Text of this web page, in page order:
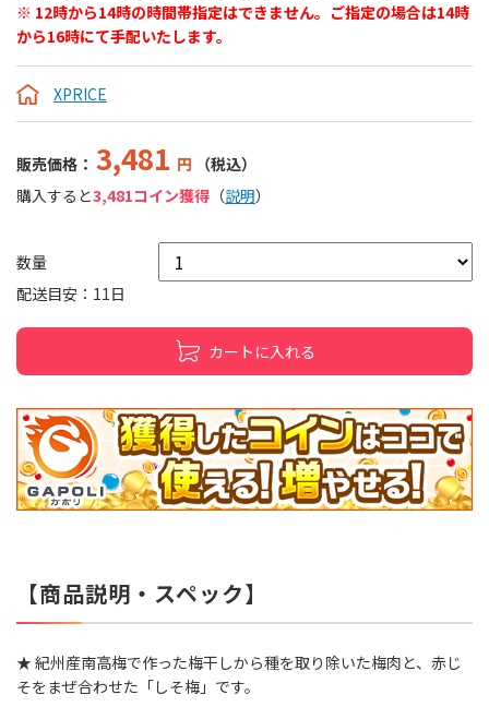
※ 12時から14時の時間帯指定はできません。ご指定の場合は14時
から16時にて手配いたします。
XPRICE
販売価格： 3,481 円
（税込）
購入すると3,481コイン獲得 （説明）
数量
配送目安：11日
カートに入れる
【商品説明・スペック】
★ 紀州産南高梅で作った梅干しから種を取り除いた梅肉と、赤じ
そをまぜ合わせた「しそ梅」です。